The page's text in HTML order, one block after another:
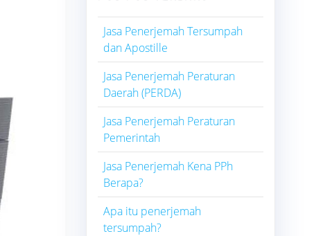
Jasa Penerjemah Tersumpah
dan Apostille
Jasa Penerjemah Peraturan
Daerah (PERDA)
Jasa Penerjemah Peraturan
Pemerintah
Jasa Penerjemah Kena PPh
Berapa?
Apa itu penerjemah
tersumpah?